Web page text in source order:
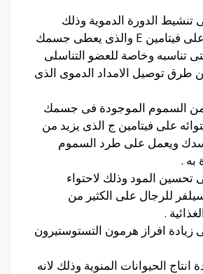
تنشيط الدورة الدموية وذلك
لاحتوائه على فيتامين E والذى يعطى جسمك
تناسبه وخاصة للعضو التناسلى
طرق توصيل الامداد الدموى الذى
السموم الموجودة فى جسمك
على فيتامين ج الذى يزيد من
ويعمل على طرد السموم
به .
تحسين المود وذلك لاحتواء
للرجال على الكثير من
.
زيادة افراز هرمون التستوستيرون
انتاج الحيوانات المنوية وذلك لانه